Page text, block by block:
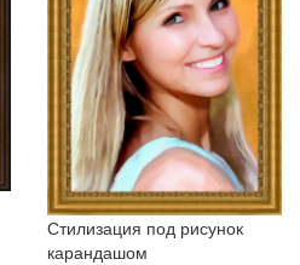
Стилизация под рисунок
карандашом